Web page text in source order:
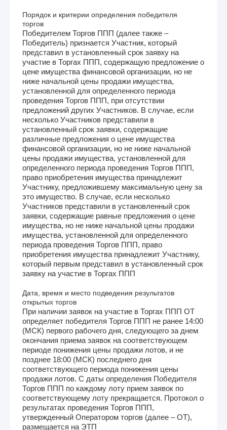
Порядок и критерии определения победителя
торгов
Победителем Торгов ППП (далее также –
Победитель) признается Участник, который
представил в установленный срок заявку на
участие в Торгах ППП, содержащую предложение о
цене имущества финансовой организации, но не
ниже начальной цены продажи имущества,
установленной для определенного периода
проведения Торгов ППП, при отсутствии
предложений других Участников. В случае, если
несколько Участников представили в
установленный срок заявки, содержащие
различные предложения о цене имущества
финансовой организации, но не ниже начальной
цены продажи имущества, установленной для
определенного периода проведения Торгов ППП,
право приобретения имущества принадлежит
Участнику, предложившему максимальную цену за
это имущество. В случае, если несколько
Участников представили в установленный срок
заявки, содержащие равные предложения о цене
имущества, но не ниже начальной цены продажи
имущества, установленной для определенного
периода проведения Торгов ППП, право
приобретения имущества принадлежит Участнику,
который первым представил в установленный срок
заявку на участие в Торгах ППП
Дата, время и место подведения результатов
открытых торгов
При наличии заявок на участие в Торгах ППП ОТ
определяет победителя Торгов ППП не ранее 14:00
(МСК) первого рабочего дня, следующего за днем
окончания приема заявок на соответствующем
периоде понижения цены продажи лотов, и не
позднее 18:00 (МСК) последнего дня
соответствующего периода понижения цены
продажи лотов. С даты определения Победителя
Торгов ППП по каждому лоту прием заявок по
соответствующему лоту прекращается. Протокол о
результатах проведения Торгов ППП,
утвержденный Оператором торгов (далее – ОТ),
размещается на ЭТП